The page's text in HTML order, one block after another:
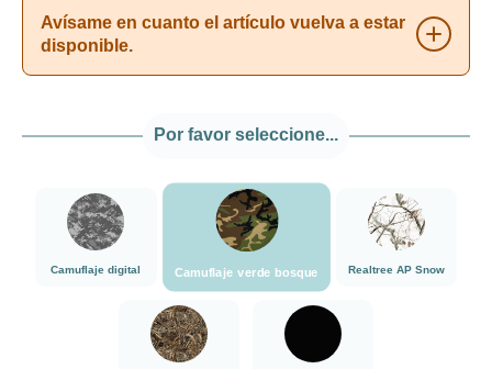
Avísame en cuanto el artículo vuelva a estar
disponible.
Por favor seleccione...
Camuflaje digital
###Camuflaje digital###LensCoat
Camuflaje verde bosque
###Camuflaje verde bosque###LensCoat
Realtree AP Snow
###Realtree AP
###Realtree Max5###LensCoat
negro